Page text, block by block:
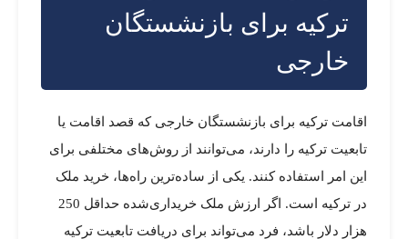
ترکیه برای بازنشستگان
خارجی
اقامت ترکیه برای بازنشستگان خارجی که قصد اقامت یا
تابعیت ترکیه را دارند، می‌توانند از روش‌های مختلفی برای
این امر استفاده کنند. یکی از ساده‌ترین راه‌ها، خرید ملک
در ترکیه است. اگر ارزش ملک خریداری‌شده حداقل 250
هزار دلار باشد، فرد می‌تواند برای دریافت تابعیت ترکیه